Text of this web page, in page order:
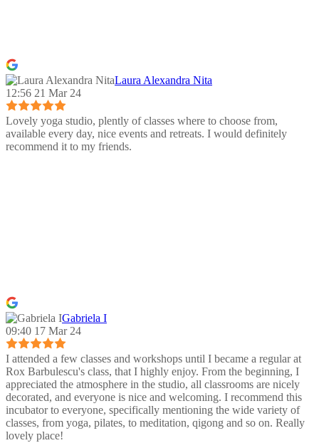
Laura Alexandra Nita
12:56 21 Mar 24
Lovely yoga studio, plently of classes where to choose from,
available every day, nice events and retreats. I would definitely
recommend it to my friends.
Gabriela I
09:40 17 Mar 24
I attended a few classes and workshops until I became a regular at
Rox Barbulescu's class, that I highly enjoy. From the beginning, I
appreciated the atmosphere in the studio, all classrooms are nicely
decorated, and everyone is nice and welcoming. I recommend this
incubator to everyone, specifically mentioning the wide variety of
classes, from yoga, pilates, to meditation, qigong and so on. Really
lovely place!